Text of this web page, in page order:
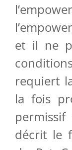
et il ne
requiert
la fois
permissif
décrit le